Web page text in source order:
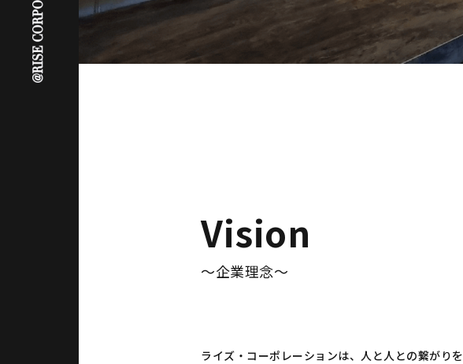
Vision
〜企業理念〜
ライズ・コーポレーションは、人と人との繋がりを